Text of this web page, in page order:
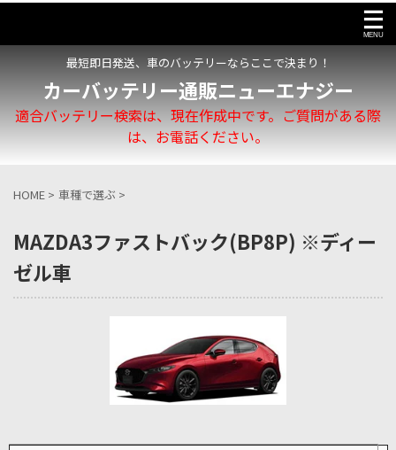
最短即日発送、車のバッテリーならここで決まり！
カーバッテリー通販ニューエナジー
適合バッテリー検索は、現在作成中です。ご質問がある際
は、お電話ください。
HOME > 車種で選ぶ >
MAZDA3ファストバック(BP8P) ※ディー
ゼル車